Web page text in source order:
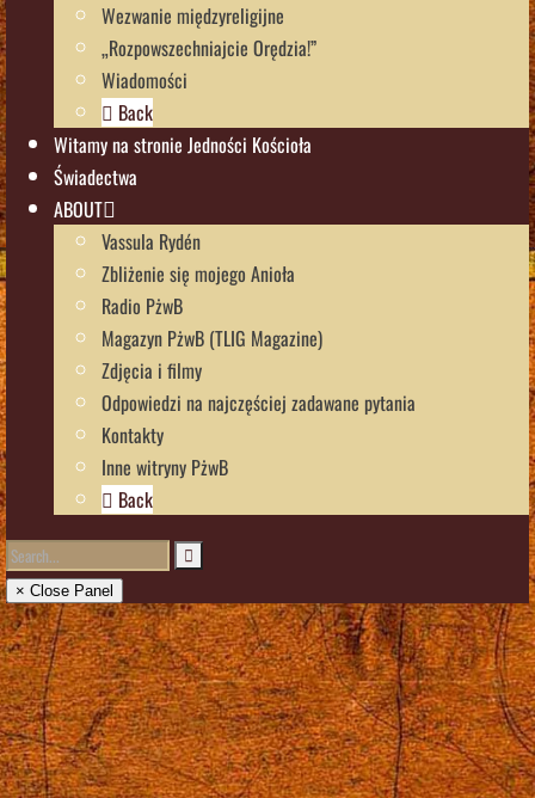
Wezwanie międzyreligijne
„Rozpowszechniajcie Orędzia!”
Wiadomości
Back
Witamy na stronie Jedności Kościoła
Świadectwa
ABOUT
Vassula Rydén
Zbliżenie się mojego Anioła
Radio PżwB
Magazyn PżwB (TLIG Magazine)
Zdjęcia i filmy
Odpowiedzi na najczęściej zadawane pytania
Kontakty
Inne witryny PżwB
Back
× Close Panel